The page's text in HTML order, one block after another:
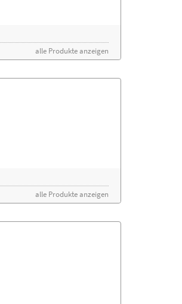
alle Produkte anzeigen
alle Produkte anzeigen